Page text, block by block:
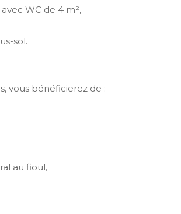
WC de 4 m²,
sol.
vous bénéficierez de :
au fioul,